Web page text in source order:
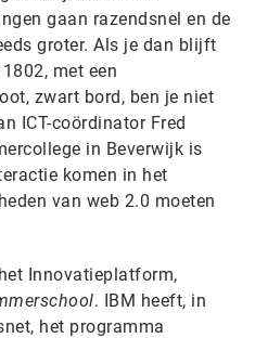
gaan razendsnel en de
groter. Als je dan blijft
met een
zwart bord, ben je niet
ICT-coördinator Fred
in Beverwijk is
komen in het
van web 2.0 moeten
Innovatieplatform,
. IBM heeft, in
het programma